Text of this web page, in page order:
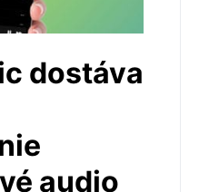
dostáva
audio